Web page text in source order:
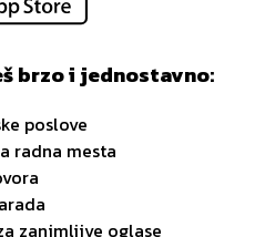
brzo i jednostavno:
poslove
radna mesta
zanimljive oglase